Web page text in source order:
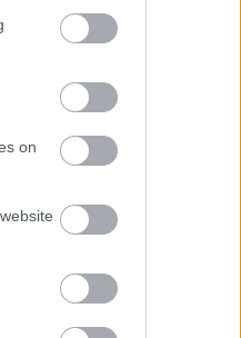
on
μια από τις
του XC60, που
κατά την
τα φόντα να
ότι στα
μεγάλες εμπορικές
να έχουν